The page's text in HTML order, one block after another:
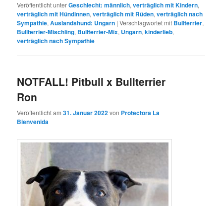
Veröffentlicht unterGeschlecht: männlich,verträglich mit Kindern,
verträglich mit Hündinnen,verträglich mit Rüden,verträglich nach
Sympathie,Auslandshund: Ungarn |Verschlagwortet mit Bullterrier,
Bullterrier-Mischling, Bullterrier-Mix, Ungarn,kinderlieb,
verträglich nach Sympathie
NOTFALL! Pitbull x Bullterrier
Ron
Veröffentlicht am31. Januar 2022von Protectora La
Bienvenida